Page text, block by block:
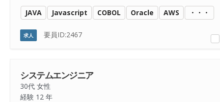
JAVA Javascript COBOL Oracle AWS ・・・
求人 要員ID:2467
システムエンジニア
30代 女性
経験 12 年